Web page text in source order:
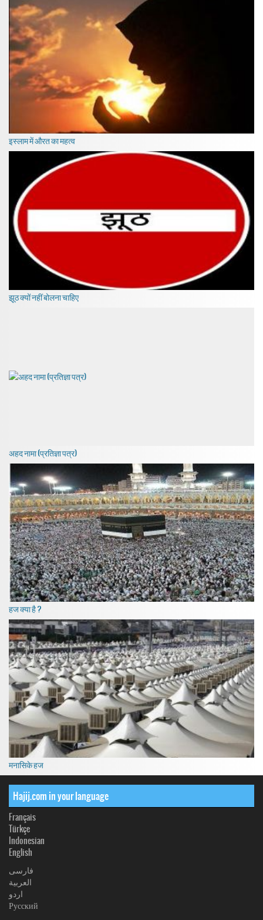
इस्लाम में औरत का महत्व
झूठ क्यों नहीं बोलना चाहिए
अहद नामा (प्रतिज्ञा पत्र)
हज क्या है ?
मनासिके हज
Hajij.com in your language
Français
Türkçe
Indonesian
English
فارسی
العربیة
اردو
Русский